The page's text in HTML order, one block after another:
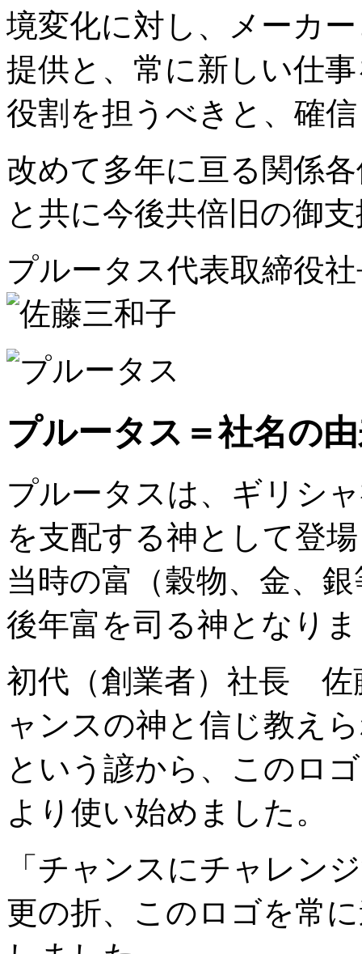
境変化に対し、メーカ
提供と、常に新しい仕
役割を担うべきと、確
改めて多年に亘る関係
と共に今後共倍旧の御
プルータス代表取締役
プルータス＝社名の
プルータスは、ギリシ
を支配する神として登
当時の富（穀物、金、
後年富を司る神となり
初代（創業者）社長 佐
ャンスの神と信じ教え
という諺から、このロ
より使い始めました。
「チャンスにチャレン
更の折、このロゴを常